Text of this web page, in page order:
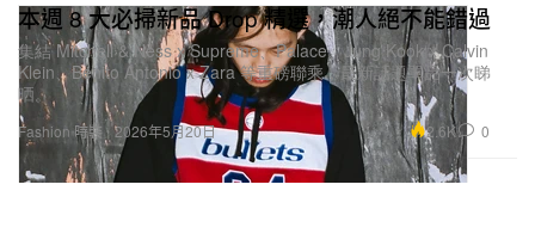
Fashion 時裝
本週 8 大必掃新品 Drop 精選，潮人絕不能錯過
集結 Mitchell & Ness x Supreme、Palace、Jung Kook x Calvin
Klein、Benito Antonio x Zara 等重磅聯乘，最新話題單品一次睇
晒。
2026年5月20日 2.6K 0